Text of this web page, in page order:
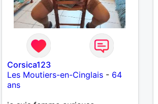
Corsica123
Les Moutiers-en-Cinglais- 64
ans